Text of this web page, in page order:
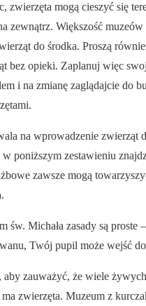
zwierzęta mogą cieszyć się
zewnątrz. Większość
do środka. Proszą
bez opieki. Zaplanuj więc
i na zmianę zaglądajcie do
na wprowadzenie zwierząt
poniższym zestawieniu
zawsze mogą
św. Michała zasady są proste
Twój pupil może wejść
aby zauważyć, że wiele
zwierzęta. Muzeum z